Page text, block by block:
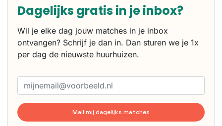
Dagelijks gratis in je inbox?
Wil je elke dag jouw matches in je inbox
ontvangen? Schrijf je dan in. Dan sturen we je 1x
per dag de nieuwste huurhuizen.
Mail mij dagelijks matches